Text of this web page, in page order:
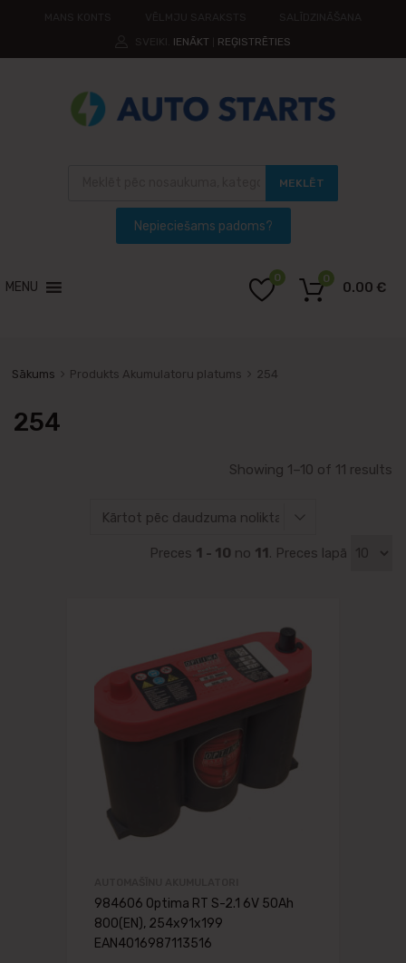
IENĀKT REĢISTRĒTIES
MEKLĒT
MENU
0
0.00 €
0
Sākums Produkts Akumulatoru platums 254
254
Showing 1–10 of 11 results
Preces 1 - 10 no 11. Preces lapā
984606 Optima RT S-2.1 6V 50Ah
800(EN), 254x91x199
EAN4016987113516